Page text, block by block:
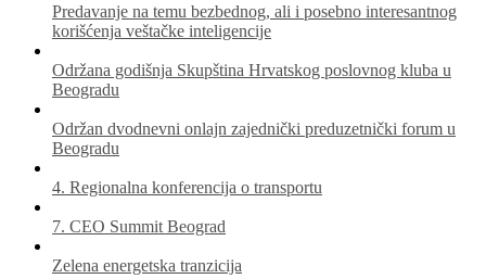
Predavanje na temu bezbednog, ali i posebno interesantnog
korišćenja veštačke inteligencije
Održana godišnja Skupština Hrvatskog poslovnog kluba u
Beogradu
Održan dvodnevni onlajn zajednički preduzetnički forum u
Beogradu
4. Regionalna konferencija o transportu
7. CEO Summit Beograd
Zelena energetska tranzicija